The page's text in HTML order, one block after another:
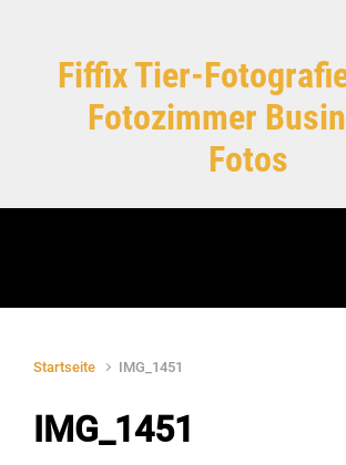
Fiffix Tier-
Fotozimmer
Fotos
Startseite IMG_1451
IMG_1451